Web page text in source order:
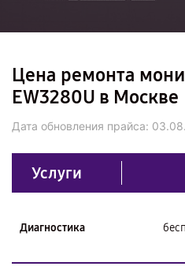
Цена ремонта
EW3280U в Москве
Дата обновления прайса:
Услуги
Диагностика